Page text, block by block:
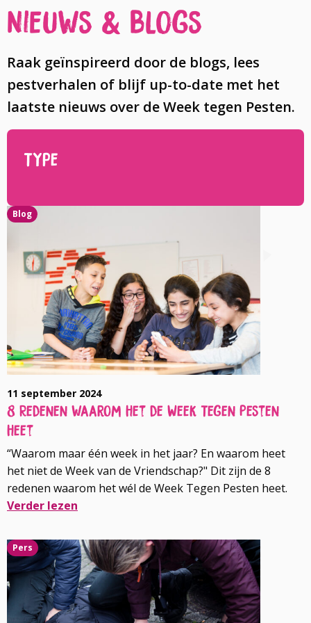
Nieuws & Blogs
Raak geïnspireerd door de blogs, lees
pestverhalen of blijf up-to-date met het
laatste nieuws over de Week tegen Pesten.
Type
Blog
11 september 2024
8 Redenen waarom het de Week Tegen Pesten
heet
“Waarom maar één week in het jaar? En waarom heet
het niet de Week van de Vriendschap?" Dit zijn de 8
redenen waarom het wél de Week Tegen Pesten heet.
Verder lezen
meer
over
Pers